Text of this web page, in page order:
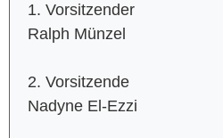
1. Vorsitzender
Ralph Münzel
2. Vorsitzende
Nadyne El-Ezzi